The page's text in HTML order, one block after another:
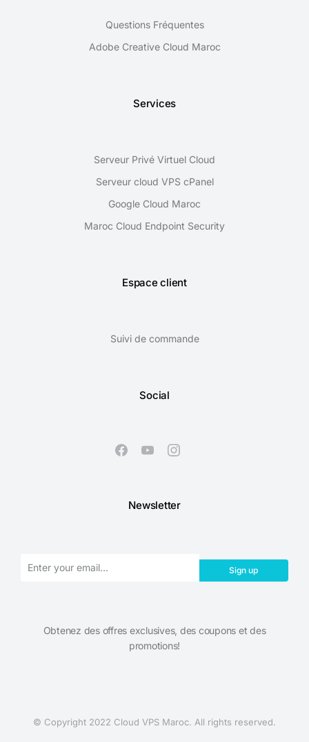
Questions Fréquentes
Adobe Creative Cloud Maroc
Services
Serveur Privé Virtuel Cloud
Serveur cloud VPS cPanel
Google Cloud Maroc
Maroc Cloud Endpoint Security
Espace client
Suivi de commande
Social
Newsletter
Sign up
Obtenez des offres exclusives, des coupons et des
promotions!​
© Copyright 2022 Cloud VPS Maroc. All rights reserved.